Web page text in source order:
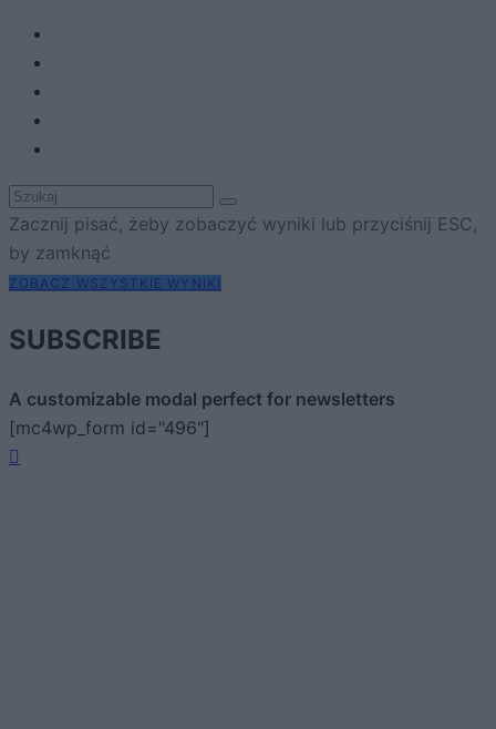
Zacznij pisać, żeby zobaczyć wyniki lub przyciśnij ESC,
by zamknąć
ZOBACZ WSZYSTKIE WYNIKI
SUBSCRIBE
A customizable modal perfect for newsletters
[mc4wp_form id="496"]